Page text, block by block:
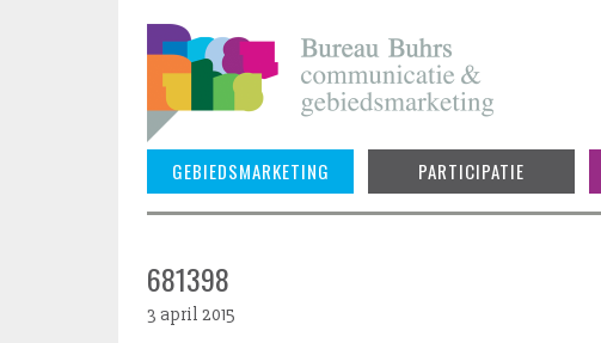
Skip
to
content
GEBIEDSMARKETING PARTICIPATIE
681398
3 april 2015